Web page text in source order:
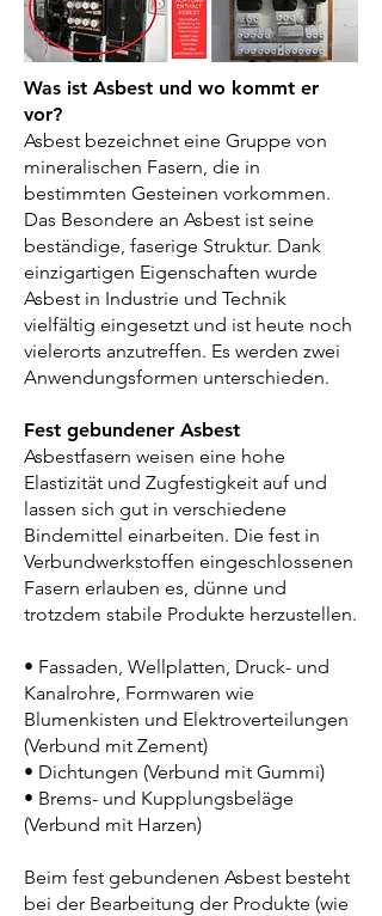
Was ist Asbest und wo kommt er
vor?
Asbest bezeichnet eine Gruppe von
mineralischen Fasern, die in
bestimmten Gesteinen vorkommen.
Das Besondere an Asbest ist seine
beständige, faserige Struktur. Dank
einzigartigen Eigenschaften wurde
Asbest in Industrie und Technik
vielfältig eingesetzt und ist heute noch
vielerorts anzutreffen. Es werden zwei
Anwendungsformen unterschieden.
Fest gebundener Asbest
Asbestfasern weisen eine hohe
Elastizität und Zugfestigkeit auf und
lassen sich gut in verschiedene
Bindemittel einarbeiten. Die fest in
Verbundwerkstoffen eingeschlossenen
Fasern erlauben es, dünne und
trotzdem stabile Produkte herzustellen.
• Fassaden, Wellplatten, Druck- und
Kanalrohre, Formwaren wie
Blumenkisten und Elektroverteilungen
(Verbund mit Zement)
• Dichtungen (Verbund mit Gummi)
• Brems- und Kupplungsbeläge
(Verbund mit Harzen)
Beim fest gebundenen Asbest besteht
bei der Bearbeitung der Produkte (wie